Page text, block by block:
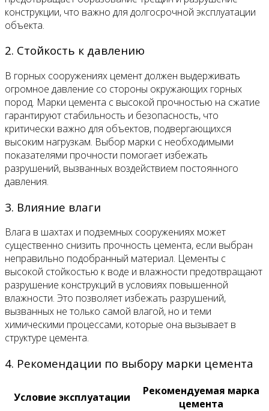
конструкции, что важно для долгосрочной эксплуатации
объекта.
2. Стойкость к давлению
В горных сооружениях цемент должен выдерживать
огромное давление со стороны окружающих горных
пород. Марки цемента с высокой прочностью на сжатие
гарантируют стабильность и безопасность, что
критически важно для объектов, подвергающихся
высоким нагрузкам. Выбор марки с необходимыми
показателями прочности помогает избежать
разрушений, вызванных воздействием постоянного
давления.
3. Влияние влаги
Влага в шахтах и подземных сооружениях может
существенно снизить прочность цемента, если выбран
неправильно подобранный материал. Цементы с
высокой стойкостью к воде и влажности предотвращают
разрушение конструкций в условиях повышенной
влажности. Это позволяет избежать разрушений,
вызванных не только самой влагой, но и теми
химическими процессами, которые она вызывает в
структуре цемента.
4. Рекомендации по выбору марки цемента
Условие эксплуатации
Рекомендуемая марка
цемента